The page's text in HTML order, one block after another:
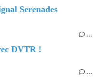
Serenades
…
DVTR !
…